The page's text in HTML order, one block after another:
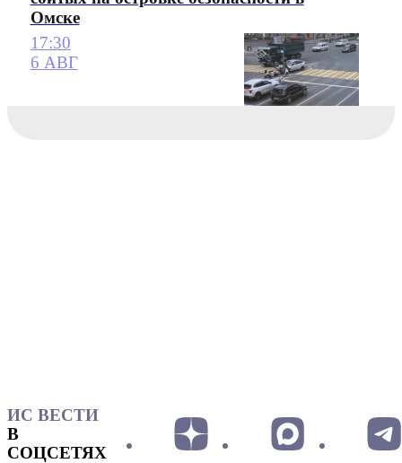
Омске
17:30
6 АВГ
ИС ВЕСТИ
В
СОЦСЕТЯХ